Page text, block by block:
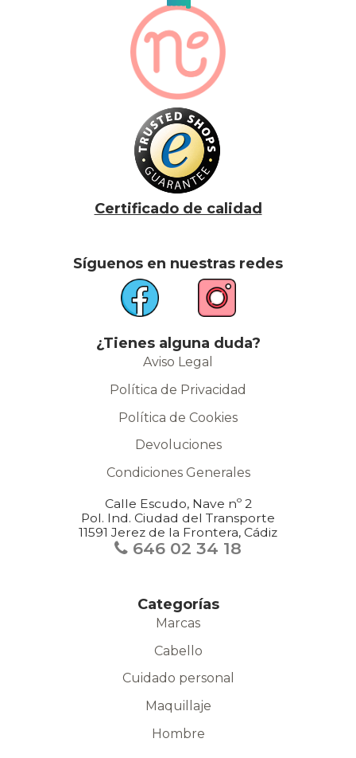
Certificado de calidad
Síguenos en nuestras redes
¿Tienes alguna duda?
Aviso Legal
Política de Privacidad
Política de Cookies
Devoluciones
Condiciones Generales
Calle Escudo, Nave nº 2
Pol. Ind. Ciudad del Transporte
11591 Jerez de la Frontera, Cádiz
646 02 34 18
Categorías
Marcas
Cabello
Cuidado personal
Maquillaje
Hombre